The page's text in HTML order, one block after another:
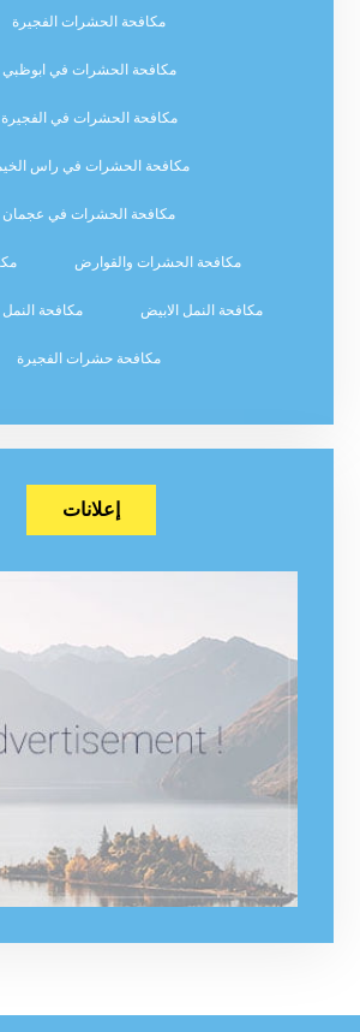
مكافحة الحشرات الفجيرة
مكافحة الحشرات في ابوظبي
مكافحة الحشرات في الفجيرة
مكافحة الحشرات في راس
مكافحة الحشرات في عجمان
مكافحة الحشرات والقوارض
مكافحة النمل الابيض مكافحة
مكافحة حشرات الفجيرة
إعلانات